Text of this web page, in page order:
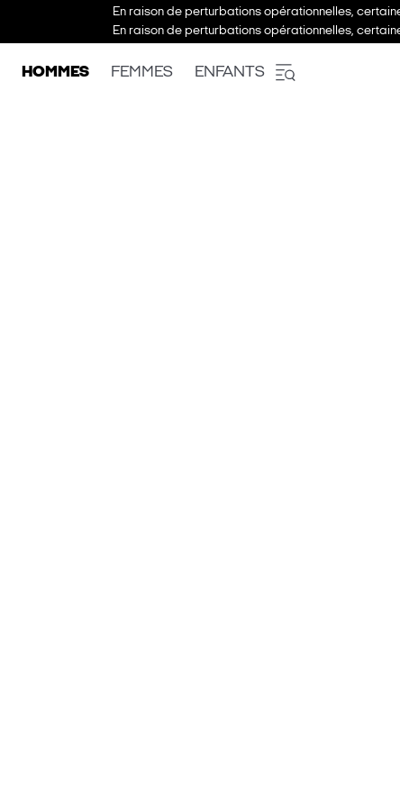
En raison de perturbations opérationnelles,
En raison de perturbations opérationnelles,
HOMMES FEMMES ENFANTS